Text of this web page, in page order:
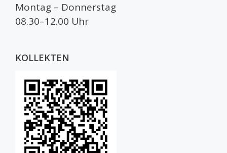
Montag – Donnerstag
08.30–12.00 Uhr
KOLLEKTEN